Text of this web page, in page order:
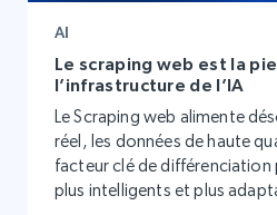
AI
Le scraping web est la
l’infrastructure de l’IA
Le Scraping web alimente
réel, les données de haute
facteur clé de différenciation
plus intelligents et plus